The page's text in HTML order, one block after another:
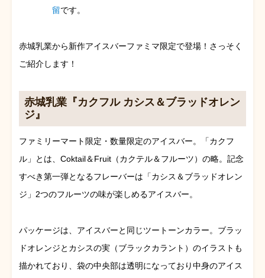
留です。
赤城乳業から新作アイスバーファミマ限定で登場！さっそく
ご紹介します！
赤城乳業『カクフル カシス＆ブラッドオレン
ジ』
ファミリーマート限定・数量限定のアイスバー。「カクフ
ル」とは、Coktail＆Fruit（カクテル＆フルーツ）の略。記念
すべき第一弾となるフレーバーは「カシス＆ブラッドオレン
ジ」2つのフルーツの味が楽しめるアイスバー。
パッケージは、アイスバーと同じツートーンカラー。ブラッ
ドオレンジとカシスの実（ブラックカラント）のイラストも
描かれており、袋の中央部は透明になっており中身のアイス